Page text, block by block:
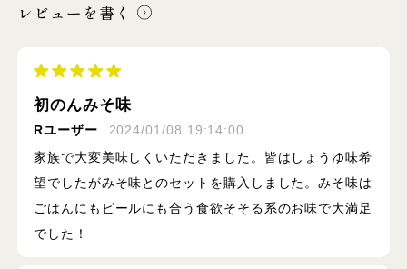
レビューを書く
初のんみそ味
Rユーザー
2024/01/08 19:14:00
家族で大変美味しくいただきました。皆はしょうゆ味希
望でしたがみそ味とのセットを購入しました。みそ味は
ごはんにもビールにも合う食欲そそる系のお味で大満足
でした！